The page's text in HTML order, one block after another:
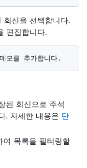
회신을 선택합니다.
편집합니다.
된 회신으로 주석
. 자세한 내용은 단
여 목록을 필터링할